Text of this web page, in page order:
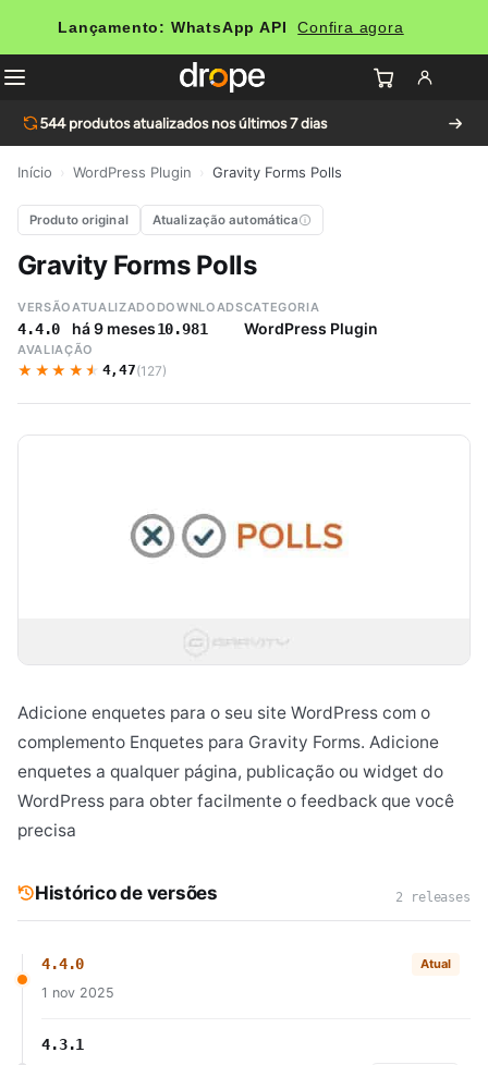
Lançamento: WhatsApp API Confira agora
544produtos atualizados nos últimos 7 dias
Início WordPress Plugin Gravity Forms Polls
Produto original Atualização automática
Gravity Forms Polls
VERSÃO
4.4.0
ATUALIZADO
há 9 meses
DOWNLOADS
10.981
CATEGORIA
WordPress Plugin
AVALIAÇÃO
★★★★★
★★★★★ 4,47(127)
Adicione enquetes para o seu site WordPress com o
complemento Enquetes para Gravity Forms. Adicione
enquetes a qualquer página, publicação ou widget do
WordPress para obter facilmente o feedback que você
precisa
Histórico de versões 2 releases
4.4.0 Atual
1 nov 2025
4.3.1